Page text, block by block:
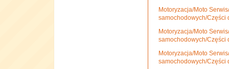
Motoryzacja/Moto
samochodowych/Części
Motoryzacja/Moto
samochodowych/Części
Motoryzacja/Moto
samochodowych/Części